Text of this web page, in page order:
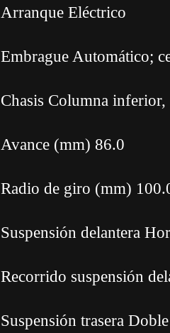
Arranque Eléctrico
Embrague Automático;
Chasis Columna
Avance (mm) 86.0
Radio de giro (mm)
Suspensión delantera
Recorrido suspensión
Suspensión trasera